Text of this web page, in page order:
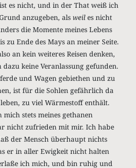
es nicht, und in der That weiß ich
anzugeben, als weil es nicht
die Momente meines Lebens
zu Ende des Mays an meiner Seite.
an kein weiteres Reisen denken,
keine Veranlassung gefunden.
und Wagen gebiethen und zu
ist für die Sohlen gefährlich da
zu viel Wärmestoff enthält.
stets meines gethanen
nicht zufrieden mit mir. Ich habe
der Mensch überhaupt nichts
er in aller Ewigkeit nicht halten
ich mich, und bin ruhig und